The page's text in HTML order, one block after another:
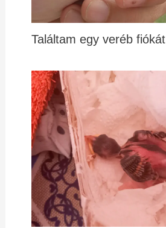
Találtam egy veréb fiókát